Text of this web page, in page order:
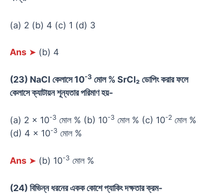
(a) 2 (b) 4 (c) 1 (d) 3
Ans ➤ (b) 4
(23) NaCl কেলাসে 10-3 মোল % SrCl₂ ডোপিং করার ফলে
কেলাসে ক্যাটায়ন শূন্যতার পরিমাণ হয়-
(a) 2 × 10-3 মোল % (b) 10-3 মোল % (c) 10-2 মোল %
(d) 4 × 10-3 মোল %
Ans ➤ (b) 10-3 মোল %
(24) বিভিন্ন ধরনের একক কোশে প্যাকিং দক্ষতার ক্রম-